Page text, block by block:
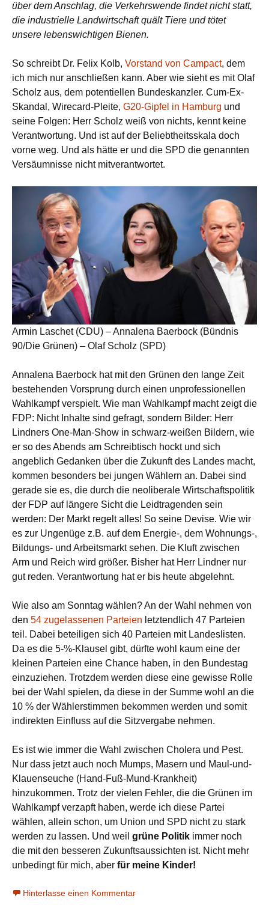
über dem Anschlag, die Verkehrswende findet nicht statt,
die industrielle Landwirtschaft quält Tiere und tötet
unsere lebenswichtigen Bienen.
So schreibt Dr. Felix Kolb, Vorstand von Campact, dem
ich mich nur anschließen kann. Aber wie sieht es mit Olaf
Scholz aus, dem potentiellen Bundeskanzler. Cum-Ex-
Skandal, Wirecard-Pleite, G20-Gipfel in Hamburg und
seine Folgen: Herr Scholz weiß von nichts, kennt keine
Verantwortung. Und ist auf der Beliebtheitsskala doch
vorne weg. Und als hätte er und die SPD die genannten
Versäumnisse nicht mitverantwortet.
Armin Laschet (CDU) – Annalena Baerbock (Bündnis
90/Die Grünen) – Olaf Scholz (SPD)
Annalena Baerbock hat mit den Grünen den lange Zeit
bestehenden Vorsprung durch einen unprofessionellen
Wahlkampf verspielt. Wie man Wahlkampf macht zeigt die
FDP: Nicht Inhalte sind gefragt, sondern Bilder: Herr
Lindners One-Man-Show in schwarz-weißen Bildern, wie
er so des Abends am Schreibtisch hockt und sich
angeblich Gedanken über die Zukunft des Landes macht,
kommen besonders bei jungen Wählern an. Dabei sind
gerade sie es, die durch die neoliberale Wirtschaftspolitik
der FDP auf längere Sicht die Leidtragenden sein
werden: Der Markt regelt alles! So seine Devise. Wie wir
es zur Ungenüge z.B. auf dem Energie-, dem Wohnungs-,
Bildungs- und Arbeitsmarkt sehen. Die Kluft zwischen
Arm und Reich wird größer. Bisher hat Herr Lindner nur
gut reden. Verantwortung hat er bis heute abgelehnt.
Wie also am Sonntag wählen? An der Wahl nehmen von
den 54 zugelassenen Parteien letztendlich 47 Parteien
teil. Dabei beteiligen sich 40 Parteien mit Landeslisten.
Da es die 5-%-Klausel gibt, dürfte wohl kaum eine der
kleinen Parteien eine Chance haben, in den Bundestag
einzuziehen. Trotzdem werden diese eine gewisse Rolle
bei der Wahl spielen, da diese in der Summe wohl an die
10 % der Wählerstimmen bekommen werden und somit
indirekten Einfluss auf die Sitzvergabe nehmen.
Es ist wie immer die Wahl zwischen Cholera und Pest.
Nur dass jetzt auch noch Mumps, Masern und Maul-und-
Klauenseuche (Hand-Fuß-Mund-Krankheit)
hinzukommen. Trotz der vielen Fehler, die die Grünen im
Wahlkampf verzapft haben, werde ich diese Partei
wählen, allein schon, um Union und SPD nicht zu stark
werden zu lassen. Und weil grüne Politik immer noch
die mit den besseren Zukunftsaussichten ist. Nicht mehr
unbedingt für mich, aber für meine Kinder!
Hinterlasse einen Kommentar